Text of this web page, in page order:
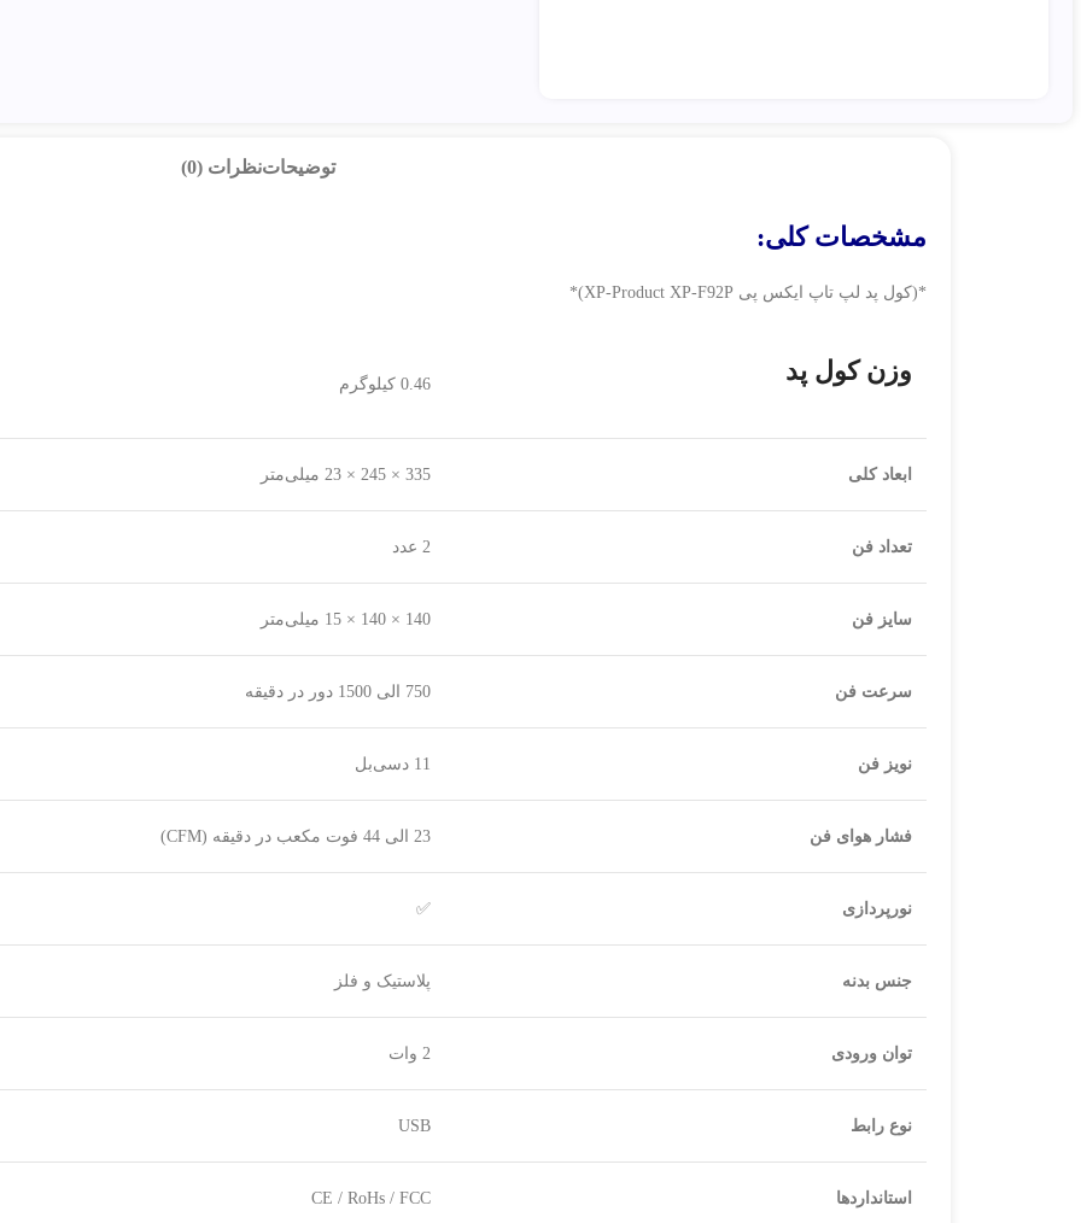
توضیحاتنظرات (0)
مشخصات کلی:
*(کول پد لپ تاپ ایکس پی XP-Product XP-F92P)*
وزن کول پد 0.46 کیلوگرم
ابعاد کلی 335 × 245 × 23 میلی‌متر
تعداد فن 2 عدد
سایز فن 140 × 140 × 15 میلی‌متر
سرعت فن 750 الی 1500 دور در دقیقه
نویز فن 11 دسی‌بل
فشار هوای فن 23 الی 44 فوت مکعب در دقیقه (CFM)
نورپردازی ✅
جنس بدنه پلاستیک و فلز
توان ورودی 2 وات
نوع رابط USB
استانداردها CE / RoHs / FCC